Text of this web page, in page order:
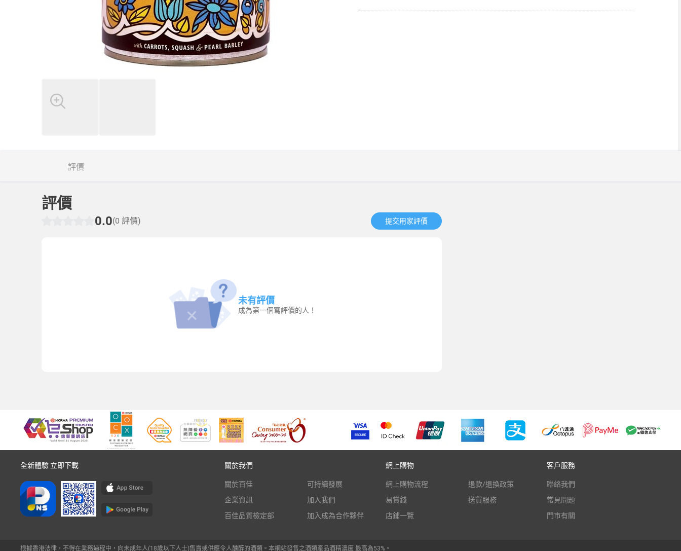
評價
評價
0.0(0 評價) 提交用家評價​
未有評價
成為第一個寫評價的人！
全新體驗 立即下載 關於我們
關於百佳
企業資訊
百佳品質檢定部
可持續發展
加入我們
加入成為合作夥伴
網上購物
網上購物流程
易賞錢
店鋪一覽
退款/退換政策
送貨服務
客戶服務
聯絡我們
常見問題
門市有關
根據香港法律，不得在業務過程中，向未成年人(18歲以下人士)售賣或供應令人醺醉的酒類。本網站發售之酒類產品酒精濃度 最高為53%。